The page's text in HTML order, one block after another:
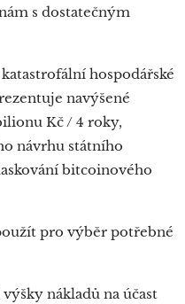
s dostatečným
hospodářské
navýšené
Kč / 4 roky,
návrhu státního
bitcoinového
pro výběr potřebné
nákladů na účast